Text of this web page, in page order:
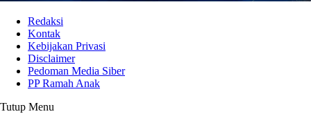
Redaksi
Kontak
Kebijakan Privasi
Disclaimer
Pedoman Media Siber
PP Ramah Anak
Tutup Menu